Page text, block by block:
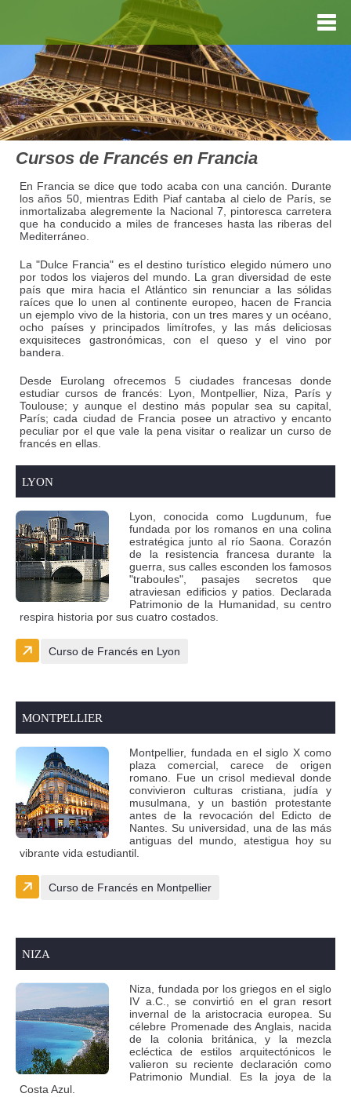
Cursos de Francés en Francia
En Francia se dice que todo acaba con una canción. Durante
los años 50, mientras Edith Piaf cantaba al cielo de París, se
inmortalizaba alegremente la Nacional 7, pintoresca carretera
que ha conducido a miles de franceses hasta las riberas del
Mediterráneo.
La "Dulce Francia" es el destino turístico elegido número uno
por todos los viajeros del mundo. La gran diversidad de este
país que mira hacia el Atlántico sin renunciar a las sólidas
raíces que lo unen al continente europeo, hacen de Francia
un ejemplo vivo de la historia, con un tres mares y un océano,
ocho países y principados limítrofes, y las más deliciosas
exquisiteces gastronómicas, con el queso y el vino por
bandera.
Desde Eurolang ofrecemos 5 ciudades francesas donde
estudiar cursos de francés: Lyon, Montpellier, Niza, París y
Toulouse; y aunque el destino más popular sea su capital,
París; cada ciudad de Francia posee un atractivo y encanto
peculiar por el que vale la pena visitar o realizar un curso de
francés en ellas.
LYON
Lyon, conocida como Lugdunum, fue
fundada por los romanos en una colina
estratégica junto al río Saona. Corazón
de la resistencia francesa durante la
guerra, sus calles esconden los famosos
"traboules", pasajes secretos que
atraviesan edificios y patios. Declarada
Patrimonio de la Humanidad, su centro
respira historia por sus cuatro costados.
Curso de Francés en Lyon
MONTPELLIER
Montpellier, fundada en el siglo X como
plaza comercial, carece de origen
romano. Fue un crisol medieval donde
convivieron culturas cristiana, judía y
musulmana, y un bastión protestante
antes de la revocación del Edicto de
Nantes. Su universidad, una de las más
antiguas del mundo, atestigua hoy su
vibrante vida estudiantil.
Curso de Francés en Montpellier
NIZA
Niza, fundada por los griegos en el siglo
IV a.C., se convirtió en el gran resort
invernal de la aristocracia europea. Su
célebre Promenade des Anglais, nacida
de la colonia británica, y la mezcla
ecléctica de estilos arquitectónicos le
valieron su reciente declaración como
Patrimonio Mundial. Es la joya de la
Costa Azul.